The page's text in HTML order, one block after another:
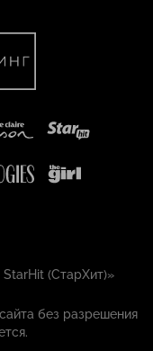
(СтарХит)»
без разрешения